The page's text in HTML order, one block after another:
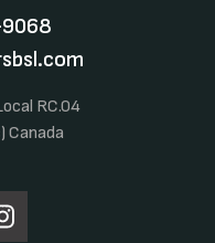
RC.04
Canada